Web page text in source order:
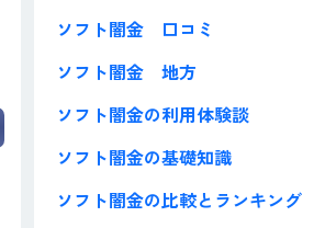
ソフト闇金 口コミ
ソフト闇金 地方
ソフト闇金の利用体験談
ソフト闇金の基礎知識
ソフト闇金の比較とランキング